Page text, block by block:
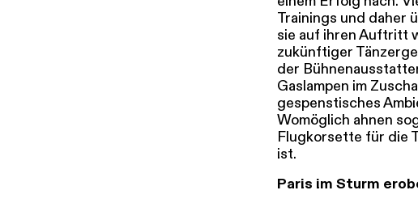
Trainings und daher
sie auf ihren Auftritt
zukünftiger
der
Gaslampen im
gespenstisches
Womöglich ahnen
Flugkorsette für die
ist.
Paris im Sturm